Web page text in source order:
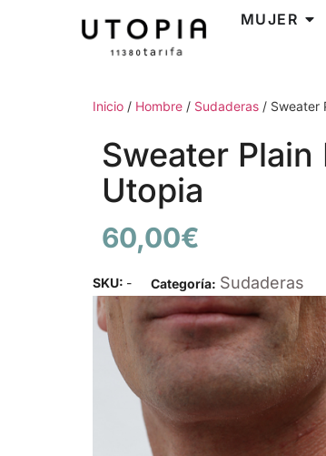
MUJER
Inicio / Hombre / Sudaderas / Sweater
Sweater Plain
Utopia
60,00€
SKU: - Categoría: Sudaderas